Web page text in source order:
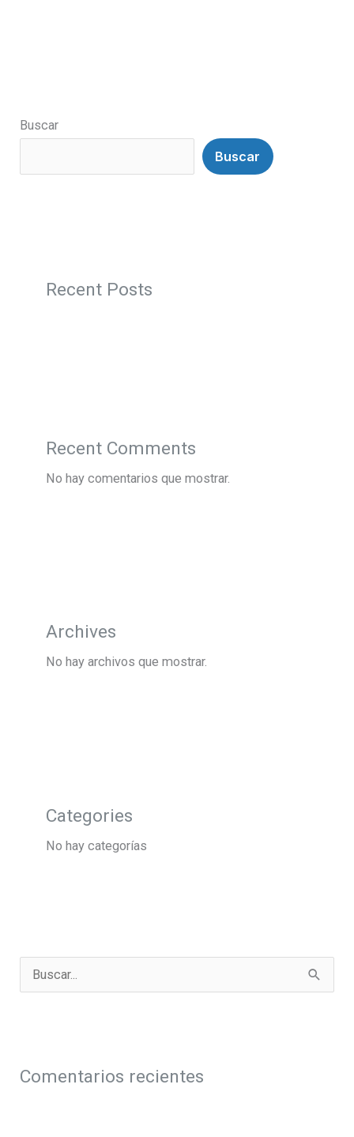
Buscar
Buscar
Recent Posts
Recent Comments
No hay comentarios que mostrar.
Archives
No hay archivos que mostrar.
Categories
No hay categorías
u
a
Comentarios recientes